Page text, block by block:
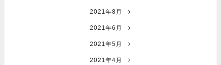
2021年8月
2021年6月
2021年5月
2021年4月